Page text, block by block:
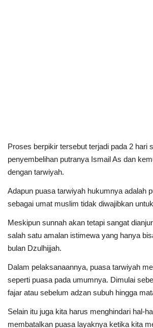
Proses berpikir tersebut terjadi pada 2 hari
penyembelihan putranya Ismail As dan
dengan tarwiyah.
Adapun puasa tarwiyah hukumnya adalah
sebagai umat muslim tidak diwajibkan
Meskipun sunnah akan tetapi sangat
salah satu amalan istimewa yang hanya
bulan Dzulhijjah.
Dalam pelaksanaannya, puasa tarwiyah
seperti puasa pada umumnya. Dimulai
fajar atau sebelum adzan subuh hingga
Selain itu juga kita harus menghindari hal-
membatalkan puasa layaknya ketika kita